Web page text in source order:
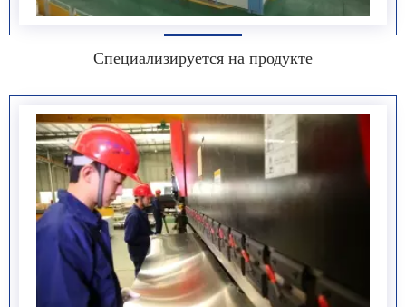
Специализируется на продукте